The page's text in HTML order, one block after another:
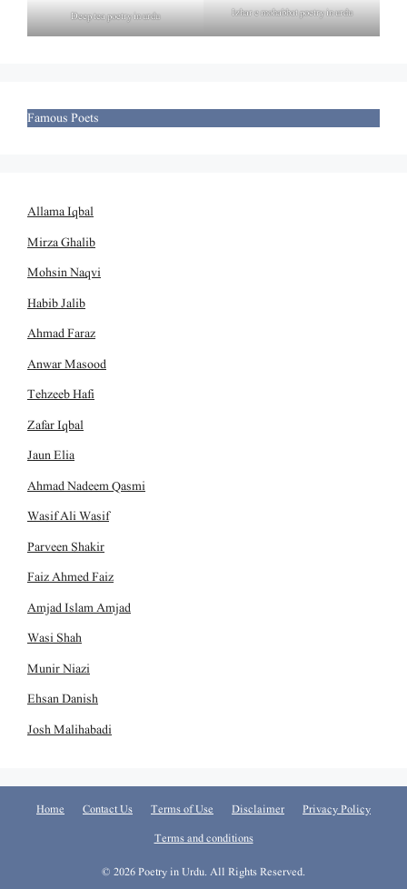
Deep tea poetry in urdu Izhar e mohabbat poetry in urdu
Famous Poets
Allama Iqbal
Mirza Ghalib
Mohsin Naqvi
Habib Jalib
Ahmad Faraz
Anwar Masood
Tehzeeb Hafi
Zafar Iqbal
Jaun Elia
Ahmad Nadeem Qasmi
Wasif Ali Wasif
Parveen Shakir
Faiz Ahmed Faiz
Amjad Islam Amjad
Wasi Shah
Munir Niazi
Ehsan Danish
Josh Malihabadi
Home Contact Us Terms of Use Disclaimer
Privacy Policy
Terms and conditions